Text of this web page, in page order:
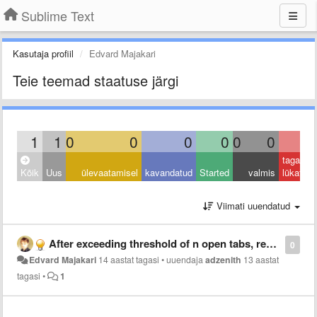
Sublime Text
Kasutaja profiil Edvard Majakari
Teie teemad staatuse järgi
1 1 0 0 0 0 0 0
Kõik Uus ülevaatamisel kavandatud Started valmis
tagasi
lükatud
Viimati uuendatud
0
After exceeding threshold of n open tabs, remove the least recently used tab
Edvard Majakari 14 aastat tagasi •uuendajaadzenith 13 aastat
tagasi • 1